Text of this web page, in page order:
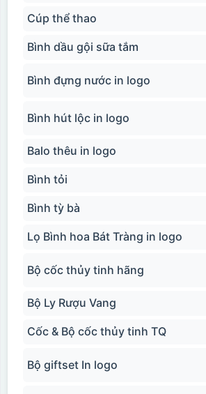
Cúp thể thao
Bình dầu gội sữa tắm
Bình đựng nước in logo
Bình hút lộc in logo
Balo thêu in logo
Bình tỏi
Bình tỳ bà
Lọ Bình hoa Bát Tràng in logo
Bộ cốc thủy tinh hãng
Bộ Ly Rượu Vang
Cốc & Bộ cốc thủy tinh TQ
Bộ giftset In logo